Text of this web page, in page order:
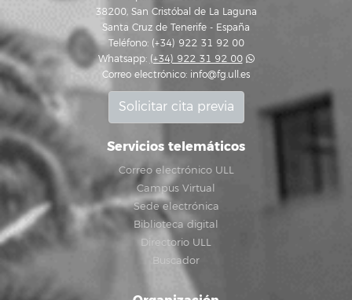
38200, San Cristóbal de La Laguna
Santa Cruz de Tenerife - España
Teléfono: (+34) 922 31 92 00
Whatsapp: (+34) 922 31 92 00
Correo electrónico: info@fg.ull.es
Solicitar cita previa
Servicios telemáticos
Correo electrónico ULL
Campus Virtual
Sede electrónica
Biblioteca digital
Directorio ULL
Buscador